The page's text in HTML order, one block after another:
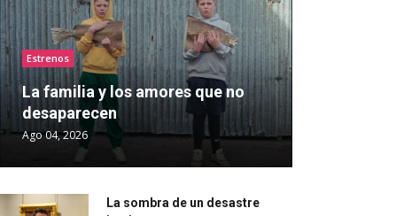
Estrenos
La familia y los amores que no
desaparecen
Ago 04, 2026
La sombra de un desastre